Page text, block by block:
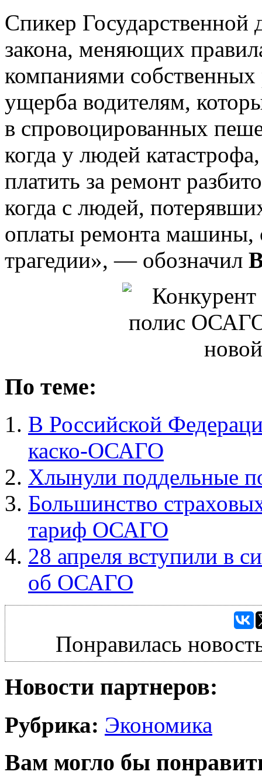
Спикер
закона, меняющих
компаниями
ущерба водителям,
в спровоцированных
когда у людей
платить за ремонт
когда с людей,
оплаты ремонта машины,
трагедии», — обозначил
По теме:
В Российской
каско-ОСАГО
Хлынули поддельные
Большинство
тариф ОСАГО
28 апреля вступили в
об ОСАГО
Понравилась
Новости партнеров:
Рубрика: Экономика
Вам могло бы